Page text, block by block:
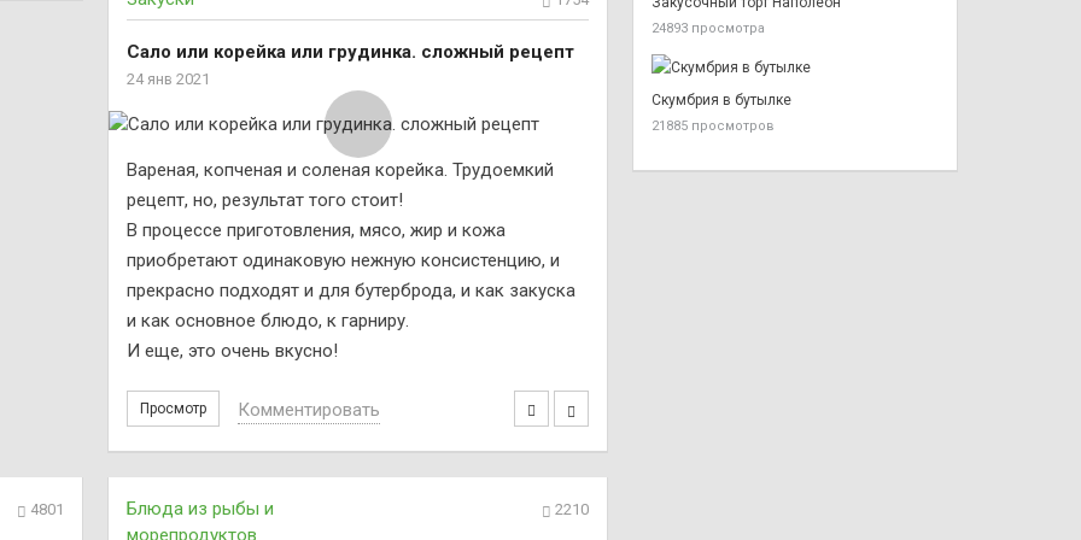
Сало или корейка или грудинка. сложный рецепт
24 янв 2021
Вареная, копченая и соленая корейка. Трудоемкий
рецепт, но, результат того стоит!
В процессе приготовления, мясо, жир и кожа
приобретают одинаковую нежную консистенцию, и
прекрасно подходят и для бутерброда, и как закуска
и как основное блюдо, к гарниру.
И еще, это очень вкусно!
Просмотр Комментировать
4801
Блюда из рыбы и
морепродуктов
2210
24893 просмотра
Скумбрия в бутылке
21885 просмотров